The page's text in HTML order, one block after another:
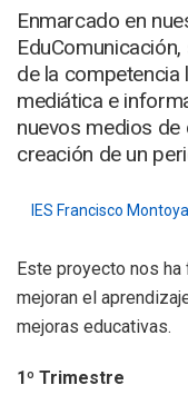
Enmarcado en
de la competencia
mediática e
nuevos medios de
creación de un
IES Francisco Montoya
Este proyecto nos
mejoran el
mejoras educativas.
1º Trimestre